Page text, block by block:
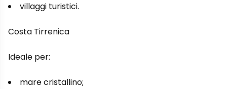
villaggi turistici.
Costa Tirrenica
Ideale per:
mare cristallino;